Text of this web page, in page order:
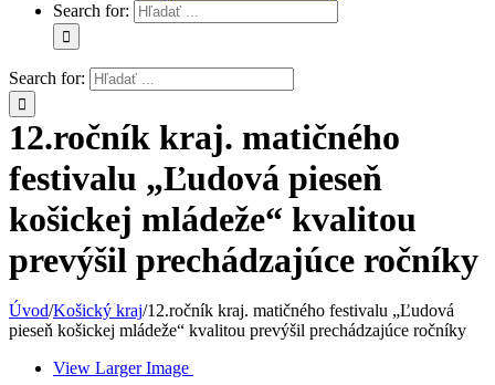
Search for:
Search for:
12.ročník kraj. matičného
festivalu „Ľudová pieseň
košickej mládeže“ kvalitou
prevýšil prechádzajúce ročníky
Úvod/Košický kraj/12.ročník kraj. matičného festivalu „Ľudová
pieseň košickej mládeže“ kvalitou prevýšil prechádzajúce ročníky
View Larger Image